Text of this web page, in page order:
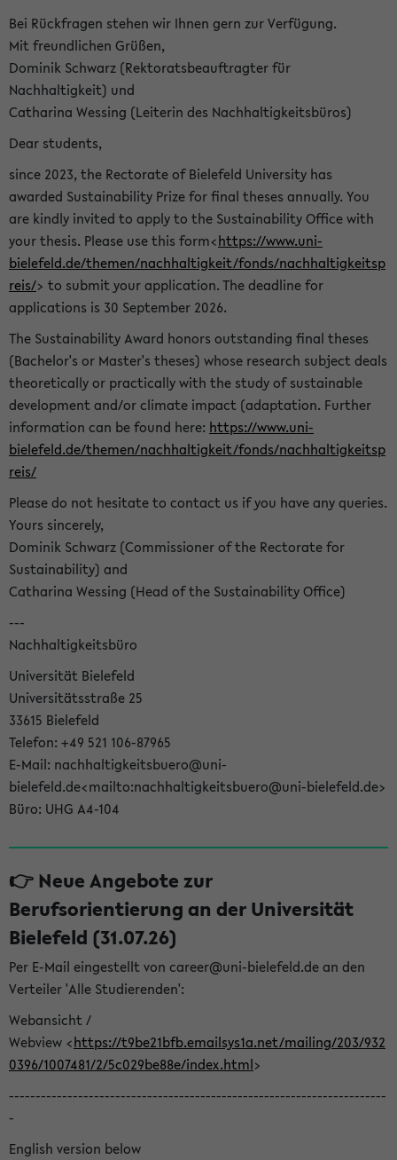
Bei Rückfragen stehen wir Ihnen gern zur Verfügung.
Mit freundlichen Grüßen,
Dominik Schwarz (Rektoratsbeauftragter für
Nachhaltigkeit) und
Catharina Wessing (Leiterin des Nachhaltigkeitsbüros)
Dear students,
since 2023, the Rectorate of Bielefeld University has
awarded Sustainability Prize for final theses annually. You
are kindly invited to apply to the Sustainability Office with
your thesis. Please use this form<https://www.uni-
bielefeld.de/themen/nachhaltigkeit/fonds/nachhaltigkeitsp
reis/> to submit your application. The deadline for
applications is 30 September 2026.
The Sustainability Award honors outstanding final theses
(Bachelor's or Master's theses) whose research subject deals
theoretically or practically with the study of sustainable
development and/or climate impact (adaptation. Further
information can be found here: https://www.uni-
bielefeld.de/themen/nachhaltigkeit/fonds/nachhaltigkeitsp
reis/
Please do not hesitate to contact us if you have any queries.
Yours sincerely,
Dominik Schwarz (Commissioner of the Rectorate for
Sustainability) and
Catharina Wessing (Head of the Sustainability Office)
---
Nachhaltigkeitsbüro
Universität Bielefeld
Universitätsstraße 25
33615 Bielefeld
Telefon: +49 521 106-87965
E-Mail: nachhaltigkeitsbuero@uni-
bielefeld.de<mailto:nachhaltigkeitsbuero@uni-bielefeld.de>
Büro: UHG A4-104
👉 Neue Angebote zur
Berufsorientierung an der Universität
Bielefeld (31.07.26)
Per E-Mail eingestellt von career@uni-bielefeld.de an den
Verteiler 'Alle Studierenden':
Webansicht /
Webview <https://t9be21bfb.emailsys1a.net/mailing/203/932
0396/1007481/2/5c029be88e/index.html>
-----------------------------------------------------------------------
-
English version below